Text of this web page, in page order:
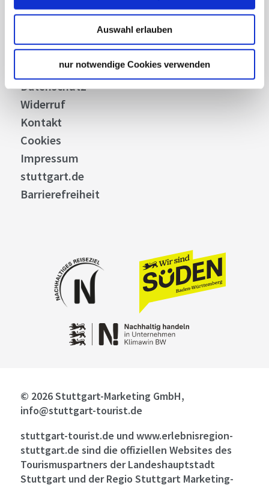
Auswahl erlauben
nur notwendige Cookies verwenden
Business
Stuttgart Convention Bureau
Bilddatenbank
Allgemeine Geschäftsbedingungen
Datenschutz
Widerruf
Kontakt
Cookies
Impressum
stuttgart.de
Barrierefreiheit
© 2026 Stuttgart-Marketing GmbH,
info@stuttgart-tourist.de
stuttgart-tourist.de und www.erlebnisregion-
stuttgart.de sind die offiziellen Websites des
Tourismuspartners der Landeshauptstadt
Stuttgart und der Regio Stuttgart Marketing-